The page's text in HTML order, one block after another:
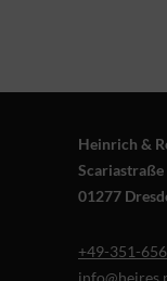
Heinrich &
Scariastraße
01277
+49-351-